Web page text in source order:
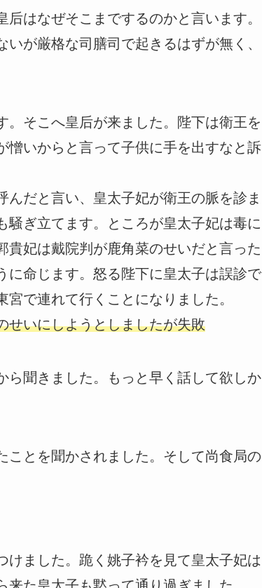
はなぜそこまでするのかと言います。
が厳格な司膳司で起きるはずが無く、
そこへ皇后が来ました。陛下は衛王を
憎いからと言って子供に手を出すなと訴
だと言い、皇太子妃が衛王の脈を診ま
騒ぎ立てます。ところが皇太子妃は毒に
妃は戴院判が鹿角菜のせいだと言った
に命じます。怒る陛下に皇太子は誤診で
で連れて行くことになりました。
せいにしようとしましたが失敗
ら聞きました。もっと早く話して欲しか
ことを聞かされました。そして尚食局の
ました。跪く姚子衿を見て皇太子妃は
た皇太子も黙って通り過ぎました。